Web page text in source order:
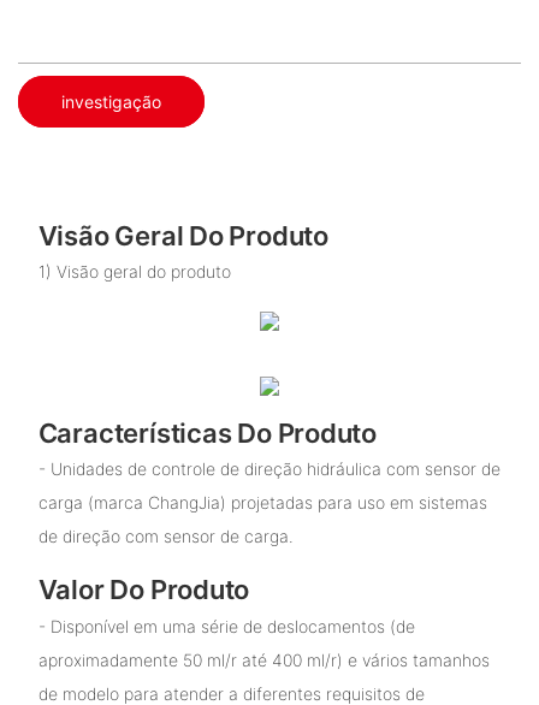
investigação
Visão Geral Do Produto
1) Visão geral do produto
Características Do Produto
- Unidades de controle de direção hidráulica com sensor de
carga (marca ChangJia) projetadas para uso em sistemas
de direção com sensor de carga.
Valor Do Produto
- Disponível em uma série de deslocamentos (de
aproximadamente 50 ml/r até 400 ml/r) e vários tamanhos
de modelo para atender a diferentes requisitos de